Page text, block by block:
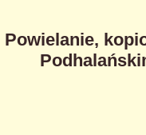
Powielanie,